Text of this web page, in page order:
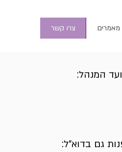
מאמרים צרו קשר
המנהל:
גם בדוא"ל: